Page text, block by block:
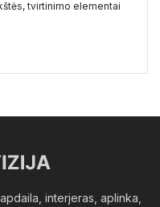
tvirtinimo elementai
interjeras, aplinka,